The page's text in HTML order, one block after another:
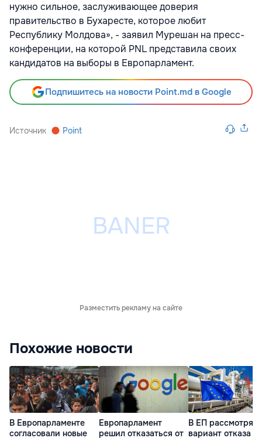
нужно сильное, заслуживающее доверия
правительство в Бухаресте, которое любит
Республику Молдова», - заявил Мурешан на пресс-
конференции, на которой PNL представила своих
кандидатов на выборы в Европарламент.
Подпишитесь на новости Point.md в Google
Источник Point
Разместить рекламу на сайте
Похожие новости
В Европарламенте
согласовали новые
Европарламент
решил отказаться от
В ЕП рассмотрят
вариант отказа от